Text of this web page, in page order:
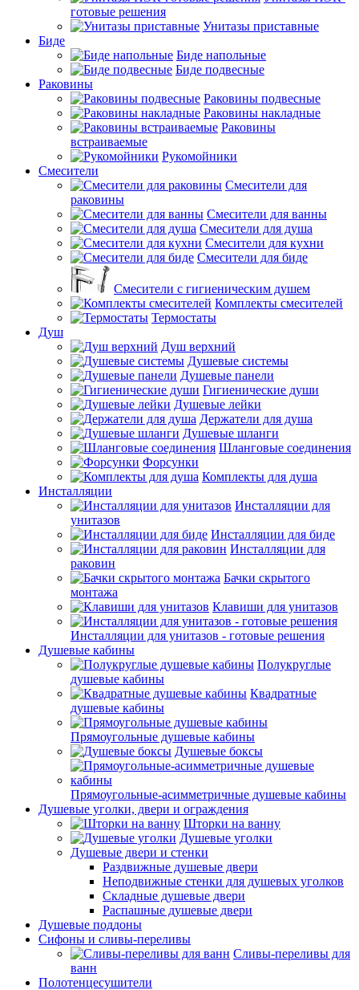
готовые решения
Унитазы приставные
Биде
Биде напольные
Биде подвесные
Раковины
Раковины подвесные
Раковины накладные
Раковины
встраиваемые
Рукомойники
Смесители
Смесители для
раковины
Смесители для ванны
Смесители для душа
Смесители для кухни
Смесители для биде
Смесители с гигиеническим душем
Комплекты смесителей
Термостаты
Душ
Душ верхний
Душевые системы
Душевые панели
Гигиенические души
Душевые лейки
Держатели для душа
Душевые шланги
Шланговые соединения
Форсунки
Комплекты для душа
Инсталляции
Инсталляции для
унитазов
Инсталляции для биде
Инсталляции для
раковин
Бачки скрытого
монтажа
Клавиши для унитазов
Инсталляции для унитазов - готовые решения
Душевые кабины
Полукруглые
душевые кабины
Квадратные
душевые кабины
Прямоугольные душевые кабины
Душевые боксы
Прямоугольные-асимметричные душевые кабины
Душевые уголки, двери и ограждения
Шторки на ванну
Душевые уголки
Душевые двери и стенки
Раздвижные душевые двери
Неподвижные стенки для душевых уголков
Складные душевые двери
Распашные душевые двери
Душевые поддоны
Сифоны и сливы-переливы
Сливы-переливы для
ванн
Полотенцесушители